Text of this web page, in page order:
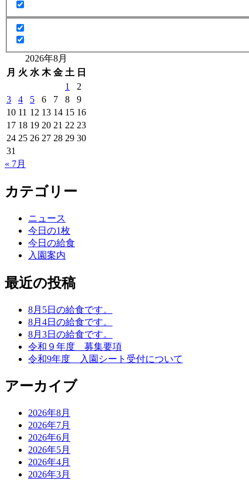
2026年8月
月 火 水 木 金 土 日
1
2
3
4 5 6 7 8
9
10 11 12 13 14 15 16
17 18 19 20 21 22 23
24 25 26 27 28 29 30
31
« 7月
カテゴリー
ニュース
今日の1枚
今日の給食
入園案内
最近の投稿
8月5日の給食です。
8月4日の給食です。
8月3日の給食です。
令和９年度 募集要項
令和9年度 入園シート受付について
アーカイブ
2026年8月
2026年7月
2026年6月
2026年5月
2026年4月
2026年3月